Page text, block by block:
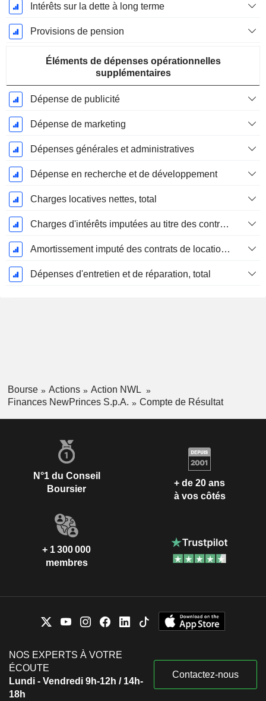
Intérêts sur la dette à long terme
Provisions de pension
Éléments de dépenses opérationnelles
supplémentaires
Dépense de publicité
Dépense de marketing
Dépenses générales et administratives
Dépense en recherche et de développement
Charges locatives nettes, total
Charges d'intérêts imputées au titre des contrats de location
Amortissement imputé des contrats de location simple
Dépenses d'entretien et de réparation, total
Bourse Actions
Action NWL
Finances NewPrinces S.p.A.
Compte de Résultat
N°1 du Conseil
Boursier
+ de 20 ans
à vos côtés
+ 1 300 000
membres
NOS EXPERTS À VOTRE
ÉCOUTE
Lundi - Vendredi 9h-12h / 14h-
18h
Contactez-nous